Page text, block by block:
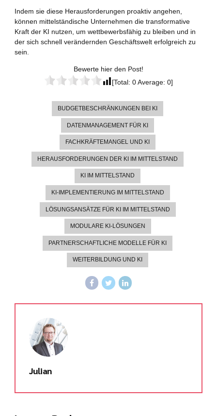
Indem sie diese Herausforderungen proaktiv angehen,
können mittelständische Unternehmen die transformative
Kraft der KI nutzen, um wettbewerbsfähig zu bleiben und in
der sich schnell verändernden Geschäftswelt erfolgreich zu
sein.
Bewerte hier den Post!
[Total: 0Average: 0]
BUDGETBESCHRÄNKUNGEN BEI KI
DATENMANAGEMENT FÜR KI
FACHKRÄFTEMANGEL UND KI
HERAUSFORDERUNGEN DER KI IM MITTELSTAND
KI IM MITTELSTAND
KI-IMPLEMENTIERUNG IM MITTELSTAND
LÖSUNGSANSÄTZE FÜR KI IM MITTELSTAND
MODULARE KI-LÖSUNGEN
PARTNERSCHAFTLICHE MODELLE FÜR KI
WEITERBILDUNG UND KI
Julian